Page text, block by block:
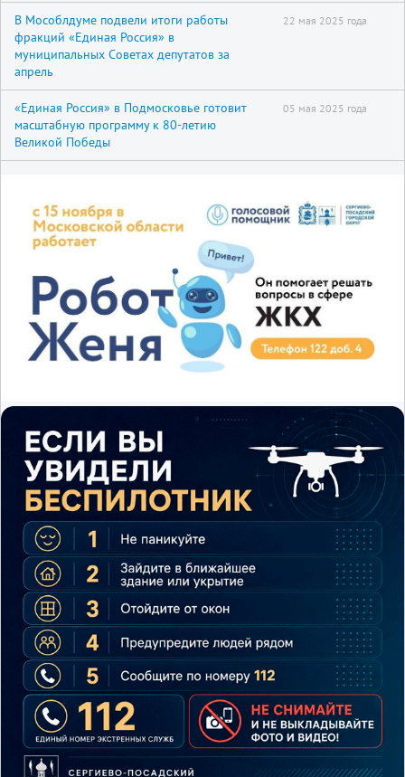
В Мособлдуме подвели итоги работы
фракций «Единая Россия» в
муниципальных Советах депутатов за
апрель
22 мая 2025 года
«Единая Россия» в Подмосковье готовит
масштабную программу к 80-летию
Великой Победы
05 мая 2025 года